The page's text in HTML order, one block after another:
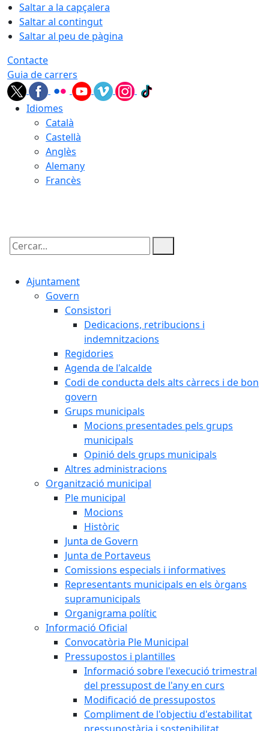
Saltar a la capçalera
Saltar al contingut
Saltar al peu de pàgina
Contacte
Guia de carrers
Idiomes
Català
Castellà
Anglès
Alemany
Francès
Cercar:
Ajuntament
Govern
Consistori
Dedicacions, retribucions i
indemnitzacions
Regidories
Agenda de l'alcalde
Codi de conducta dels alts càrrecs i de bon
govern
Grups municipals
Mocions presentades pels grups
municipals
Opinió dels grups municipals
Altres administracions
Organització municipal
Ple municipal
Mocions
Històric
Junta de Govern
Junta de Portaveus
Comissions especials i informatives
Representants municipals en els òrgans
supramunicipals
Organigrama polític
Informació Oficial
Convocatòria Ple Municipal
Pressupostos i plantilles
Informació sobre l'execució trimestral
del pressupost de l'any en curs
Modificació de pressupostos
Compliment de l'objectiu d'estabilitat